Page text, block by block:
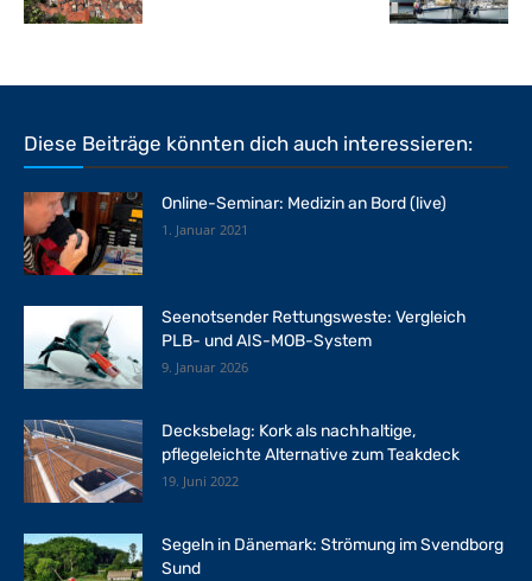
Diese Beiträge könnten dich auch interessieren:
Online-Seminar: Medizin an Bord (live)
1. Januar 2021
Seenotsender Rettungsweste: Vergleich
PLB- und AIS-MOB-System
9. Januar 2026
Decksbelag: Kork als nachhaltige,
pflegeleichte Alternative zum Teakdeck
19. Juni 2022
Segeln in Dänemark: Strömung im Svendborg
Sund